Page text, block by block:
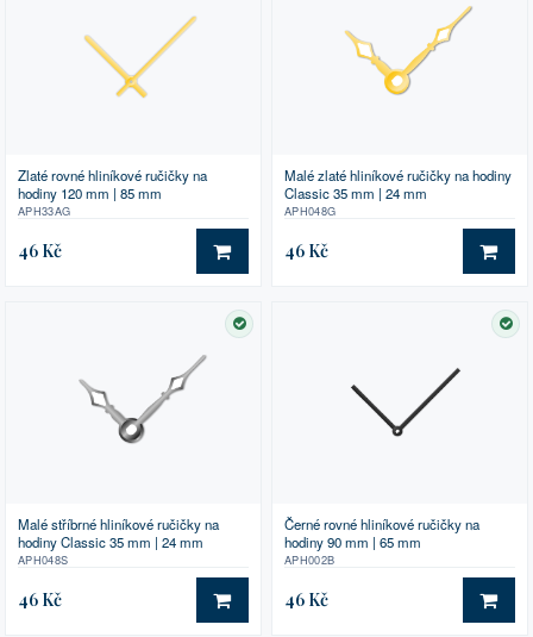
Zlaté rovné hliníkové ručičky na
hodiny 120 mm | 85 mm
APH33AG
46 Kč DO KOŠÍKU
Malé zlaté hliníkové ručičky na hodiny
Classic 35 mm | 24 mm
APH048G
46 Kč DO
SKLADEM
Malé stříbrné hliníkové ručičky na
hodiny Classic 35 mm | 24 mm
APH048S
46 Kč DO KOŠÍKU
Černé rovné hliníkové ručičky na
hodiny 90 mm | 65 mm
APH002B
46 Kč DO